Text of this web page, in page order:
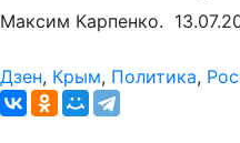
Максим Карпенко.
Дзен, Крым, Политика,